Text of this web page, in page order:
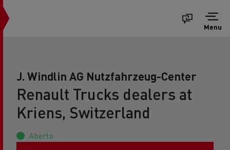
Menu
J. Windlin AG Nutzfahrzeug-Center
Renault Trucks dealers at
Kriens, Switzerland
Aberto